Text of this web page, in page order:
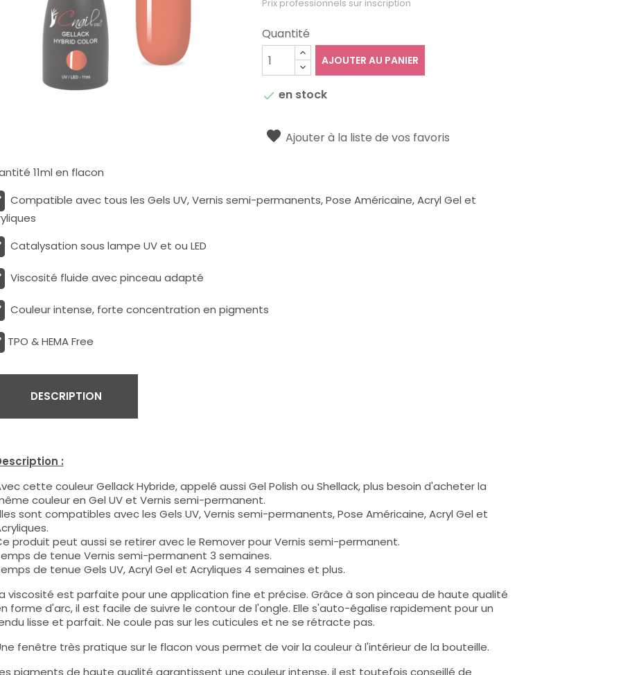
Prix professionnels sur inscription
Quantité
AJOUTER AU PANIER
 en stock
Ajouter à la liste de vos favoris
11ml en flacon
Compatible avec tous les Gels UV, Vernis semi-permanents, Pose Américaine, Acryl Gel et
Catalysation sous lampe UV et ou LED
Viscosité fluide avec pinceau adapté
Couleur intense, forte concentration en pigments
TPO & HEMA Free
DESCRIPTION
:
cette couleur Gellack Hybride, appelé aussi Gel Polish ou Shellack, plus besoin d'acheter la
couleur en Gel UV et Vernis semi-permanent.
sont compatibles avec les Gels UV, Vernis semi-permanents, Pose Américaine, Acryl Gel et
produit peut aussi se retirer avec le Remover pour Vernis semi-permanent.
de tenue Vernis semi-permanent 3 semaines.
de tenue Gels UV, Acryl Gel et Acryliques 4 semaines et plus.
viscosité est parfaite pour une application fine et précise. Grâce à son pinceau de haute qualité
forme d'arc, il est facile de suivre le contour de l'ongle. Elle s'auto-égalise rapidement pour un
lisse et parfait. Ne coule pas sur les cuticules et ne se rétracte pas.
fenêtre très pratique sur le flacon vous permet de voir la couleur à l'intérieur de la bouteille.
pigments de haute qualité garantissent une couleur intense, il est toutefois conseillé de